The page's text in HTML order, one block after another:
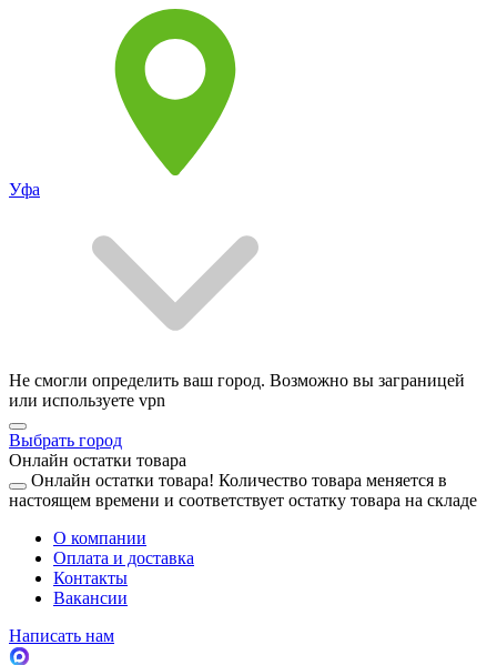
Уфа
Не смогли определить ваш город. Возможно вы заграницей
или используете vpn
Выбрать город
Онлайн остатки товара
Онлайн остатки товара! Количество товара меняется в
настоящем времени и соответствует остатку товара на складе
О компании
Оплата и доставка
Контакты
Вакансии
Написать нам